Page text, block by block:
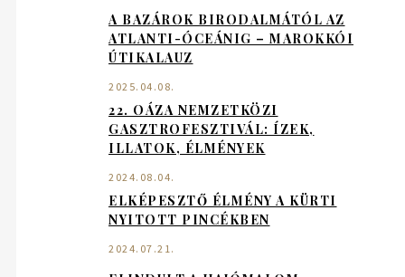
A BAZÁROK BIRODALMÁTÓL AZ
ATLANTI-ÓCEÁNIG – MAROKKÓI
ÚTIKALAUZ
2025.04.08.
22. OÁZA NEMZETKÖZI
GASZTROFESZTIVÁL: ÍZEK,
ILLATOK, ÉLMÉNYEK
2024.08.04.
ELKÉPESZTŐ ÉLMÉNY A KÜRTI
NYITOTT PINCÉKBEN
2024.07.21.